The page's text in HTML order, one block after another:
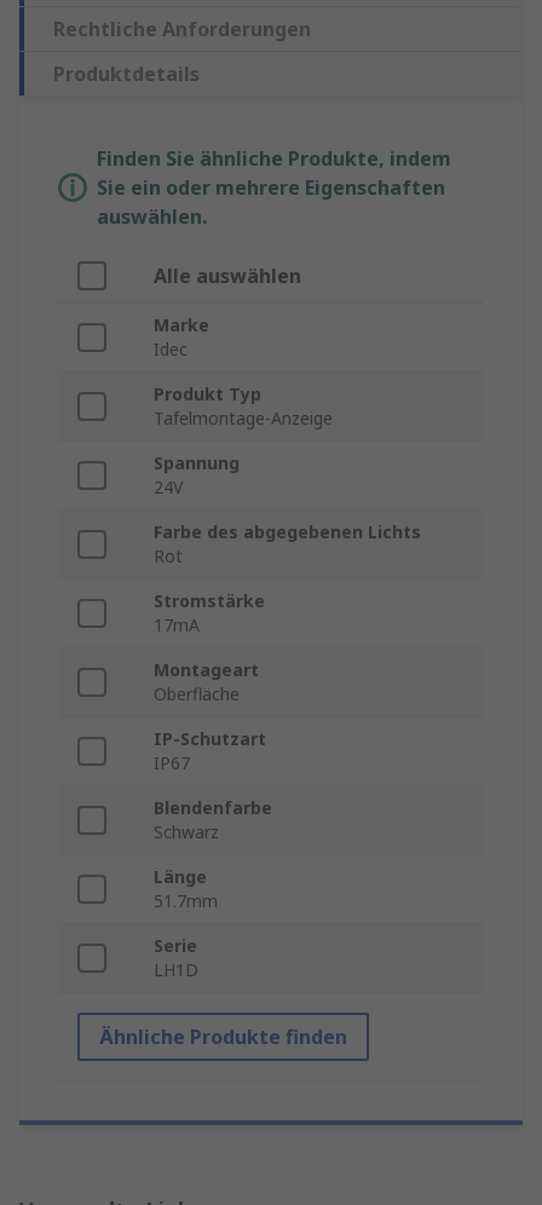
Rechtliche Anforderungen
Produktdetails
Finden Sie ähnliche Produkte, indem
Sie ein oder mehrere Eigenschaften
auswählen.
Alle auswählen
Marke
Idec
Produkt Typ
Tafelmontage-Anzeige
Spannung
24V
Farbe des abgegebenen Lichts
Rot
Stromstärke
17mA
Montageart
Oberfläche
IP-Schutzart
IP67
Blendenfarbe
Schwarz
Länge
51.7mm
Serie
LH1D
Ähnliche Produkte finden